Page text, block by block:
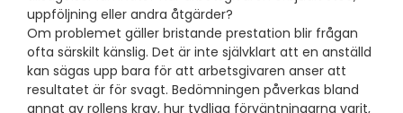
uppföljning eller andra åtgärder?
Om problemet gäller bristande prestation blir frågan
ofta särskilt känslig. Det är inte självklart att en anställd
kan sägas upp bara för att arbetsgivaren anser att
resultatet är för svagt. Bedömningen påverkas bland
annat av rollens krav, hur tydliga förväntningarna varit,